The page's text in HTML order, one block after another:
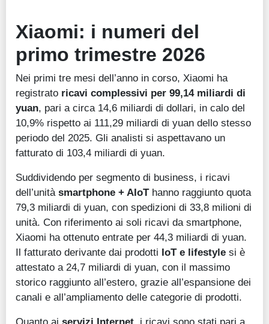
Xiaomi: i numeri del
primo trimestre 2026
Nei primi tre mesi dell’anno in corso, Xiaomi ha
registrato ricavi complessivi per 99,14 miliardi di
yuan, pari a circa 14,6 miliardi di dollari, in calo del
10,9% rispetto ai 111,29 miliardi di yuan dello stesso
periodo del 2025. Gli analisti si aspettavano un
fatturato di 103,4 miliardi di yuan.
Suddividendo per segmento di business, i ricavi
dell’unità smartphone + AIoT hanno raggiunto quota
79,3 miliardi di yuan, con spedizioni di 33,8 milioni di
unità. Con riferimento ai soli ricavi da smartphone,
Xiaomi ha ottenuto entrate per 44,3 miliardi di yuan.
Il fatturato derivante dai prodotti IoT e lifestyle si è
attestato a 24,7 miliardi di yuan, con il massimo
storico raggiunto all’estero, grazie all’espansione dei
canali e all’ampliamento delle categorie di prodotti.